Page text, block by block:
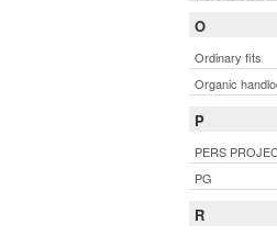
O
Ordinary fits
Organic
P
PERS
PG
R